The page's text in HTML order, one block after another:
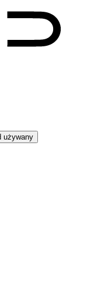
używany